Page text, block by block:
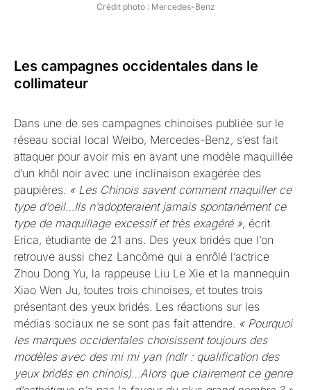
Crédit photo : Mercedes-Benz
Les campagnes occidentales dans le
collimateur
Dans une de ses campagnes chinoises publiée sur le
réseau social local Weibo, Mercedes-Benz, s’est fait
attaquer pour avoir mis en avant une modèle maquillée
d’un khôl noir avec une inclinaison exagérée des
paupières. « Les Chinois savent comment maquiller ce
type d’oeil…Ils n’adopteraient jamais spontanément ce
type de maquillage excessif et très exagéré », écrit
Erica, étudiante de 21 ans. Des yeux bridés que l’on
retrouve aussi chez Lancôme qui a enrôlé l’actrice
Zhou Dong Yu, la rappeuse Liu Le Xie et la mannequin
Xiao Wen Ju, toutes trois chinoises, et toutes trois
présentant des yeux bridés. Les réactions sur les
médias sociaux ne se sont pas fait attendre. « Pourquoi
les marques occidentales choisissent toujours des
modèles avec des mi mi yan (ndlr : qualification des
yeux bridés en chinois)…Alors que clairement ce genre